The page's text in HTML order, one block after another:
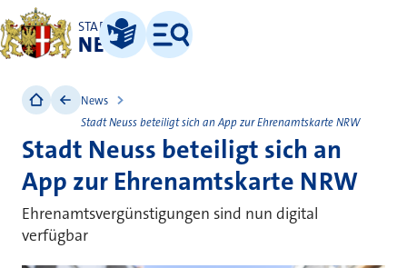
STADT
NEUSS
Leichte Sprache
Menü
News
Stadt Neuss beteiligt sich an App zur Ehrenamtskarte NRW
Stadt Neuss beteiligt sich an
App zur Ehrenamtskarte NRW
Ehrenamtsvergünstigungen sind nun digital
verfügbar